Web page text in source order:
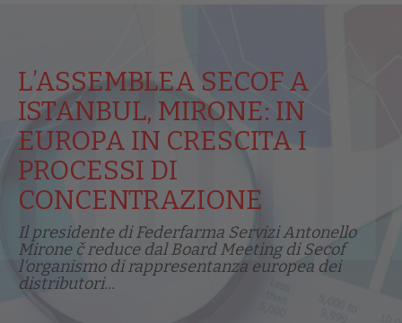
L’ASSEMBLEA SECOF A
ISTANBUL, MIRONE: IN
EUROPA IN CRESCITA I
PROCESSI DI
CONCENTRAZIONE
Il presidente di Federfarma Servizi Antonello
Mirone č reduce dal Board Meeting di Secof
l'organismo di rappresentanza europea dei
distributori...